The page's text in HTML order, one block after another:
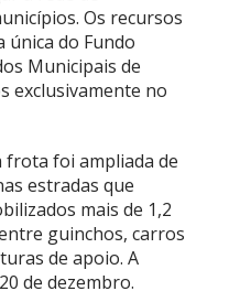
Os recursos
única do Fundo
Municipais de
exclusivamente no
frota foi ampliada de
estradas que
mais de 1,2
guinchos, carros
de apoio. A
de dezembro.